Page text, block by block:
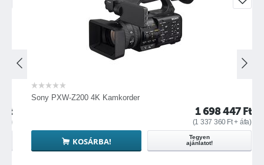
Four LED (20, 40, 60, and 80%)
Sony PXW-Z200 4K Kamkorder
1 698 447Ft
1 337 360Ft+ áfa)
KOSÁRBA!
Tegyen
ajánlatot!